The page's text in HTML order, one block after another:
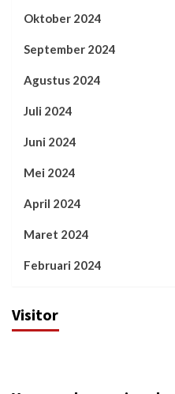
Oktober 2024
September 2024
Agustus 2024
Juli 2024
Juni 2024
Mei 2024
April 2024
Maret 2024
Februari 2024
Visitor